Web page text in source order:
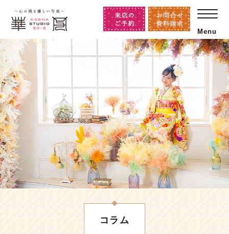
Menu
コラム